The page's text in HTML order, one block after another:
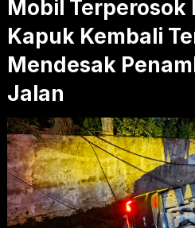
Mobil Terperosok
Kapuk Kembali
Mendesak
Jalan